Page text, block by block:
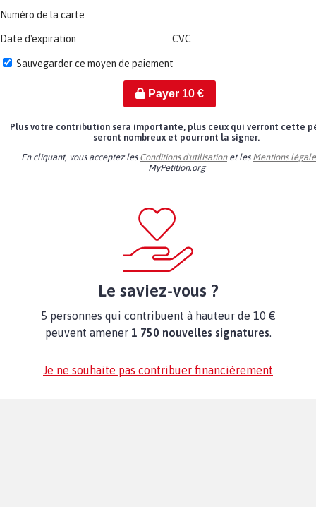
Numéro de la carte
Date d'expiration CVC
Sauvegarder ce moyen de paiement
Payer 10€
Plus votre contribution sera importante, plus ceux qui verront cette
seront nombreux et pourront la signer.
En cliquant, vous acceptez les Conditions d'utilisationet les Mentions
MyPetition.org
Le saviez-vous ?
5 personnes qui contribuent à hauteur de 10 €
peuvent amener 1 750 nouvelles signatures.
Je ne souhaite pas contribuer financièrement